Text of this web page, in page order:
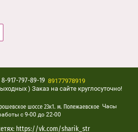
8-917-797-89-19 89177978919
) Заказ на сайте круглосуточно!
шоссе 23к1. м. Полежаевское Часы
с 9-00 до 22-00
https://vk.com/sharik_str